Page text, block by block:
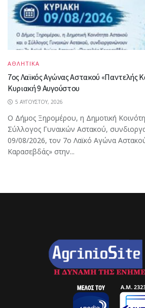
ΑΘΛΗΤΙΚΑ
7ος Λαϊκός Αγώνας Αστακού «Παντελής
Κυριακή 9 Αυγούστου
5 ΑΥΓΟΎΣΤΟΥ, 2026
Ο Δήμος Ξηρομέρου, η Δημοτική
Σύλλογος Γυναικών Αστακού,
09/08/2026, τον 7ο Λαϊκό Αγώνα
Καρασεβδάς» στην...